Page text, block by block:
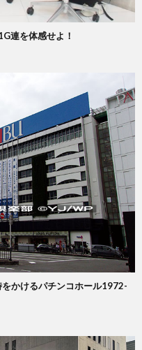
連を体感せよ！
をかけるパチンコホール1972-